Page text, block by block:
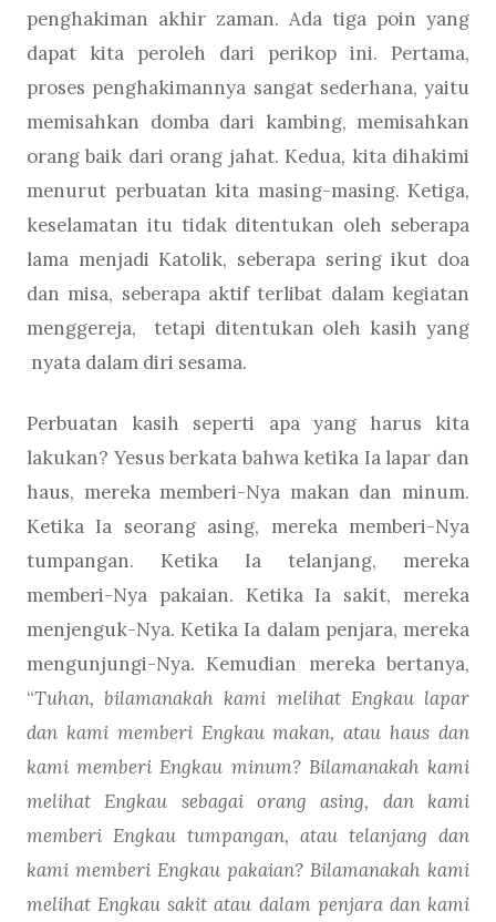
penghakiman akhir zaman. Ada tiga poin yang
dapat kita peroleh dari perikop ini. Pertama,
proses penghakimannya sangat sederhana, yaitu
memisahkan domba dari kambing, memisahkan
orang baik dari orang jahat. Kedua, kita dihakimi
menurut perbuatan kita masing-masing. Ketiga,
keselamatan itu tidak ditentukan oleh seberapa
lama menjadi Katolik, seberapa sering ikut doa
dan misa, seberapa aktif terlibat dalam kegiatan
menggereja, tetapi ditentukan oleh kasih yang
nyata dalam diri sesama.
Perbuatan kasih seperti apa yang harus kita
lakukan? Yesus berkata bahwa ketika Ia lapar dan
haus, mereka memberi-Nya makan dan minum.
Ketika Ia seorang asing, mereka memberi-Nya
tumpangan. Ketika Ia telanjang, mereka
memberi-Nya pakaian. Ketika Ia sakit, mereka
menjenguk-Nya. Ketika Ia dalam penjara, mereka
mengunjungi-Nya. Kemudian mereka bertanya,
“Tuhan, bilamanakah kami melihat Engkau lapar
dan kami memberi Engkau makan, atau haus dan
kami memberi Engkau minum? Bilamanakah kami
melihat Engkau sebagai orang asing, dan kami
memberi Engkau tumpangan, atau telanjang dan
kami memberi Engkau pakaian? Bilamanakah kami
melihat Engkau sakit atau dalam penjara dan kami